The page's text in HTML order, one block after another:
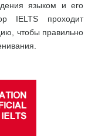
языком и его
IELTS проходит
чтобы правильно